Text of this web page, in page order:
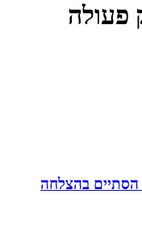
קמפיין מימון ההמונים של Nelo הסתיים בהצלחה